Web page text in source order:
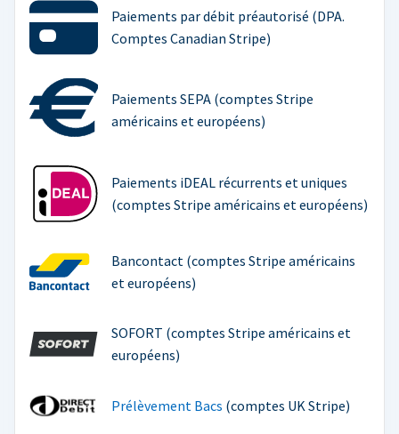
Paiements par débit préautorisé (DPA.
Comptes Canadian Stripe)
Paiements SEPA (comptes Stripe
américains et européens)
Paiements iDEAL récurrents et uniques
(comptes Stripe américains et européens)
Bancontact (comptes Stripe américains
et européens)
SOFORT (comptes Stripe américains et
européens)
Prélèvement Bacs (comptes UK Stripe)